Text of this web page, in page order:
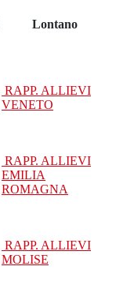
Lontano
RAPP. ALLIEVI
VENETO
RAPP. ALLIEVI
EMILIA
ROMAGNA
RAPP. ALLIEVI
MOLISE